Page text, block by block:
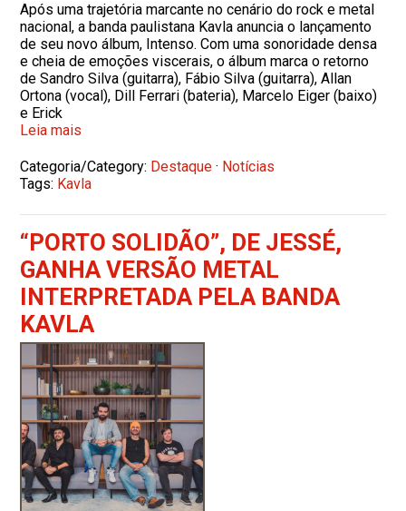
Após uma trajetória marcante no cenário do rock e metal
nacional, a banda paulistana Kavla anuncia o lançamento
de seu novo álbum, Intenso. Com uma sonoridade densa
e cheia de emoções viscerais, o álbum marca o retorno
de Sandro Silva (guitarra), Fábio Silva (guitarra), Allan
Ortona (vocal), Dill Ferrari (bateria), Marcelo Eiger (baixo)
e Erick
Leia mais
Categoria/Category: Destaque · Notícias
Tags: Kavla
“PORTO SOLIDÃO”, DE JESSÉ,
GANHA VERSÃO METAL
INTERPRETADA PELA BANDA
KAVLA